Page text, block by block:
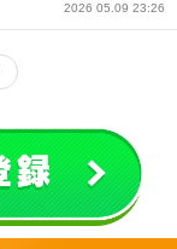
2026 05.09 23:26